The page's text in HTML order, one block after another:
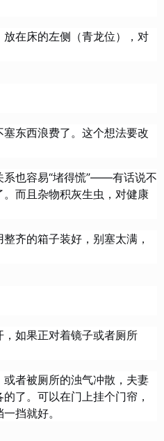
在床的左侧（青龙位），对
东西浪费了。这个想法要改
系也容易“堵得慌”——有话说不
而且杂物积灰生虫，对健康
齐的箱子装好，别塞太满，
如果正对着镜子或者厕所
者被厕所的浊气冲散，夫妻
了。可以在门上挂个门帘，
挡就好。